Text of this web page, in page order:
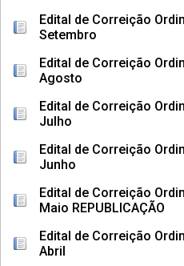
Edital de Correição
Setembro
Edital de Correição
Agosto
Edital de Correição
Julho
Edital de Correição
Junho
Edital de Correição
Maio REPUBLICAÇÃO
Edital de Correição
Abril